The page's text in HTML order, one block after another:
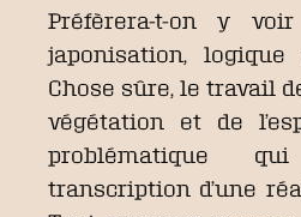
Préfèrera-t-on y
japonisation,
Chose sûre, le travail
végétation et de
problématique
transcription d’une